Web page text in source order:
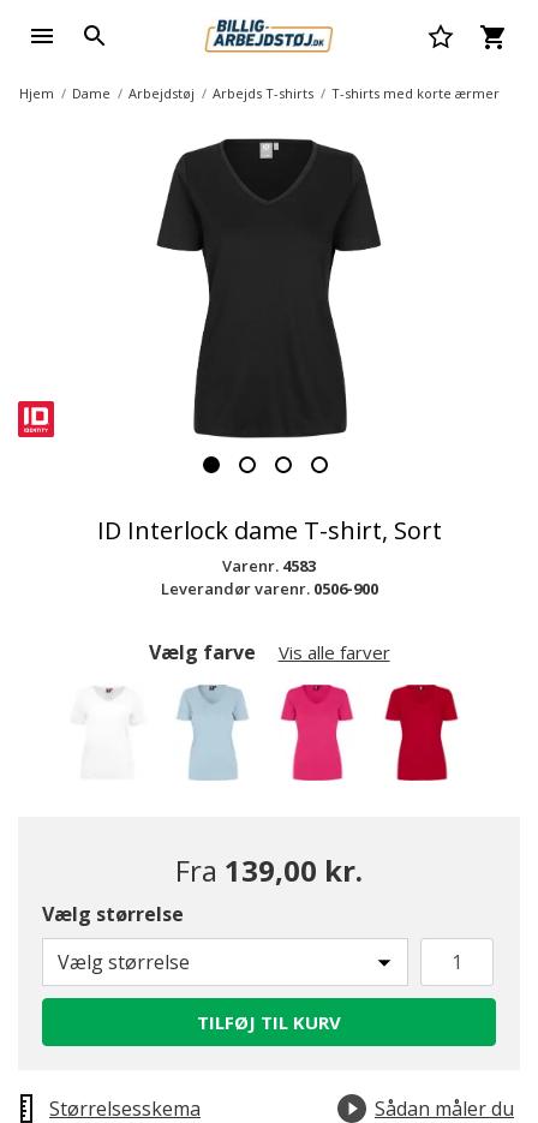
Hjem Dame Arbejdstøj Arbejds T-shirts T-shirts med korte ærmer
ID Interlock dame T-shirt, Sort
Varenr. 4583
Leverandør varenr. 0506-900
Vælg farve Vis alle farver
Fra 139,00 kr.
Vælg størrelse
Vælg størrelse
TILFØJ TIL KURV
Størrelsesskema
Sådan måler du